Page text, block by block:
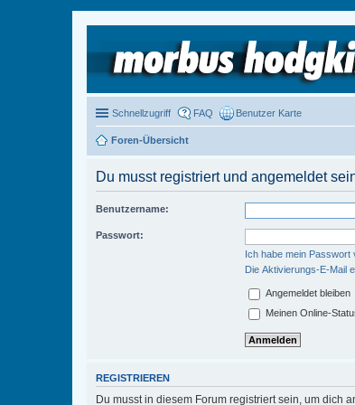
Schnellzugriff FAQ Benutzer Karte
Foren-Übersicht
Du musst registriert und angemeldet
Benutzername:
Passwort:
Ich habe mein Passwort
Die Aktivierungs-E-Mail
Angemeldet bleiben
Meinen Online-
REGISTRIEREN
Du musst in diesem Forum registriert sein, um dich